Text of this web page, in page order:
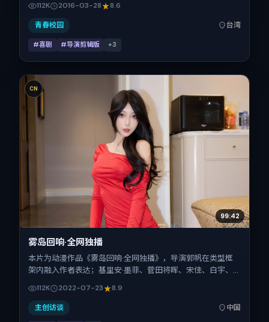
2016-03-28，正片时长170分钟。
112K 2016-03-28 8.6
青春校园 台湾
#喜剧 #导演剪辑版 +3
CN
99:42
雾岛回响·全网独播
本片为动漫作品《雾岛回响·全网独播》，导演郭帆在类型框
架内融入作者表达；基里安·墨菲、菅田将晖、宋佳、白宇、
摄地与出品背景为中国大陆。上映时间 2022年7月23日（公
映登记日 2022-07-23），全片104分钟，节奏张弛有度。
112K 2022-07-23 8.9
主创访谈 中国